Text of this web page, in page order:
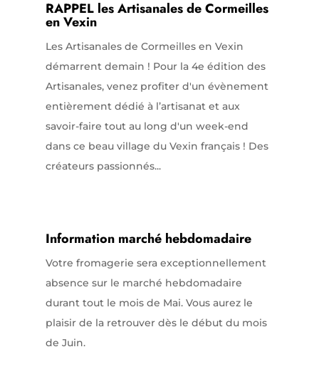
RAPPEL les Artisanales de Cormeilles
en Vexin
Les Artisanales de Cormeilles en Vexin
démarrent demain ! Pour la 4e édition des
Artisanales, venez profiter d'un évènement
entièrement dédié à l’artisanat et aux
savoir-faire tout au long d'un week-end
dans ce beau village du Vexin français ! Des
créateurs passionnés...
Information marché hebdomadaire
Votre fromagerie sera exceptionnellement
absence sur le marché hebdomadaire
durant tout le mois de Mai. Vous aurez le
plaisir de la retrouver dès le début du mois
de Juin.